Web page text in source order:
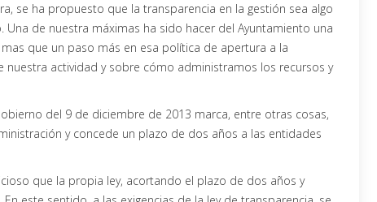
se ha propuesto que la transparencia en la gestión sea algo
de nuestra máximas ha sido hacer del Ayuntamiento una
que un paso más en esa política de apertura a la
nuestra actividad y sobre cómo administramos los recursos y
del 9 de diciembre de 2013 marca, entre otras cosas,
y concede un plazo de dos años a las entidades
que la propia ley, acortando el plazo de dos años y